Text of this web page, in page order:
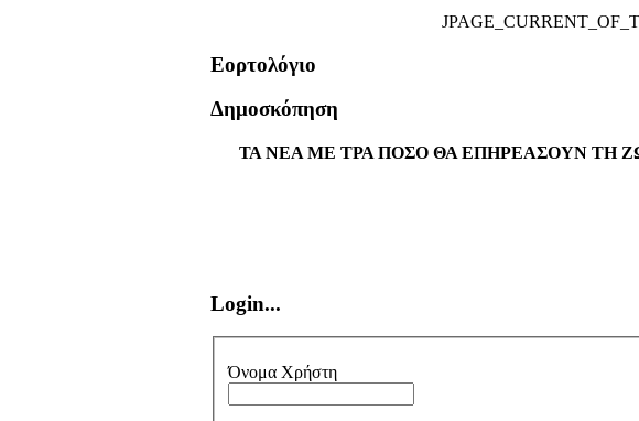
Εορτολόγιο
Δημοσκόπηση
ΤΑ ΝΕΑ ΜΕ ΤΡΑ ΠΟΣΟ ΘΑ ΕΠΗΡΕΑΣΟΥΝ ΤΗ
Login...
Όνομα Χρήστη